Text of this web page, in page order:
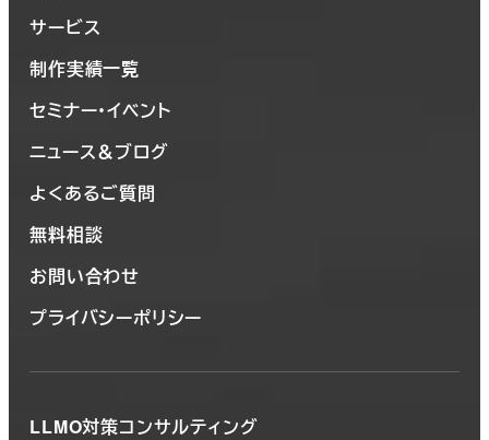
サービス
制作実績一覧
セミナー・イベント
ニュース＆ブログ
よくあるご質問
無料相談
お問い合わせ
プライバシーポリシー
LLMO対策コンサルティング